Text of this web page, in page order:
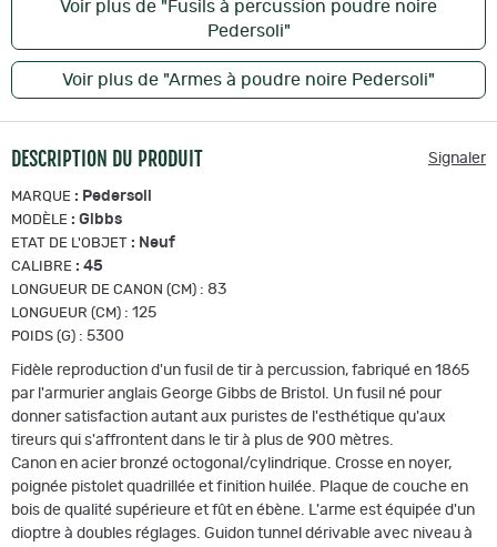
Voir plus de "Fusils à percussion poudre noire
Pedersoli"
Voir plus de "Armes à poudre noire Pedersoli"
DESCRIPTION DU PRODUIT Signaler
MARQUE : Pedersoli
MODÈLE : Gibbs
ETAT DE L'OBJET : Neuf
CALIBRE : 45
LONGUEUR DE CANON (CM) : 83
LONGUEUR (CM) : 125
POIDS (G) : 5300
Fidèle reproduction d'un fusil de tir à percussion, fabriqué en 1865
par l'armurier anglais George Gibbs de Bristol. Un fusil né pour
donner satisfaction autant aux puristes de l'esthétique qu'aux
tireurs qui s'affrontent dans le tir à plus de 900 mètres.
Canon en acier bronzé octogonal/cylindrique. Crosse en noyer,
poignée pistolet quadrillée et finition huilée. Plaque de couche en
bois de qualité supérieure et fût en ébène. L'arme est équipée d'un
dioptre à doubles réglages. Guidon tunnel dérivable avec niveau à